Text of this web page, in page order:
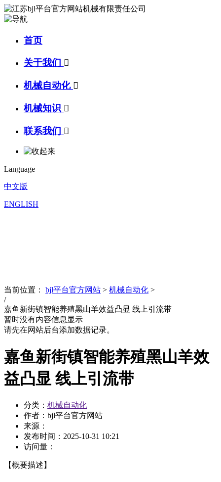
首页
关于我们 
机械自动化 
机械知识 
联系我们 
Language
中文版
ENGLISH
当前位置： bjl平台官方网站 > 机械自动化 >
/
嘉鱼新街镇智能养殖黑山羊效益凸显 线上引流带
暂时没有内容信息显示
请先在网站后台添加数据记录。
嘉鱼新街镇智能养殖黑山羊效
益凸显 线上引流带
分类： 机械自动化
作者：bjl平台官方网站
来源：
发布时间： 2025-10-31 10:21
访问量：
【概要描述】